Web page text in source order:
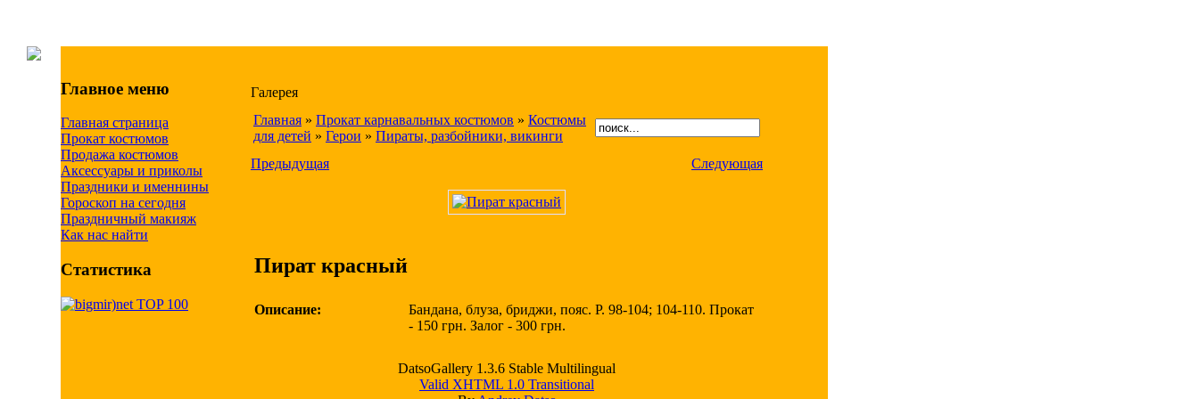
Главное меню
Главная страница
Прокат костюмов
Продажа костюмов
Аксессуары и приколы
Праздники и именнины
Гороскоп на сегодня
Праздничный макияж
Как нас найти
Статистика
Галерея
Главная » Прокат карнавальных костюмов » Костюмы
для детей » Герои » Пираты, разбойники, викинги
Предыдущая
Следующая
Пират красный
Описание:
Бандана, блуза, бриджи, пояс. Р. 98-104; 104-110. Прокат
- 150 грн. Залог - 300 грн.
DatsoGallery 1.3.6 Stable Multilingual
Valid XHTML 1.0 Transitional